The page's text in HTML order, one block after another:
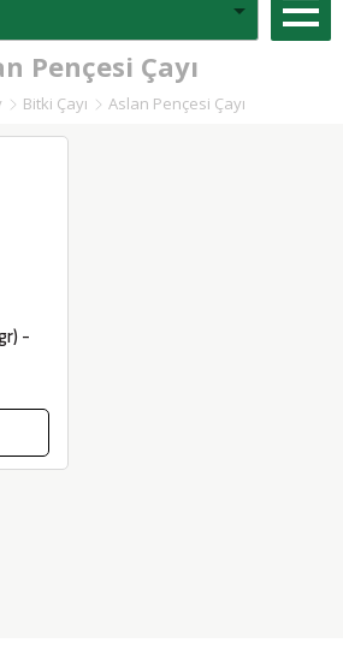
Pençesi Çayı
Bitki Çayı Aslan Pençesi Çayı
-